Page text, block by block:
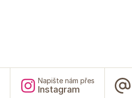
Napište nám přes
Instagram